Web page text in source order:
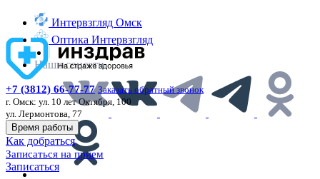
Интервзгляд Омск
Оптика Интервзгляд
Наши соцсети
+7 (3812) 66-77-77 Заказать обратный звонок
г. Омск: ул. 10 лет Октября, 100
ул. Лермонтова, 77
Время работы
Как добраться
Записаться на прием
Записаться